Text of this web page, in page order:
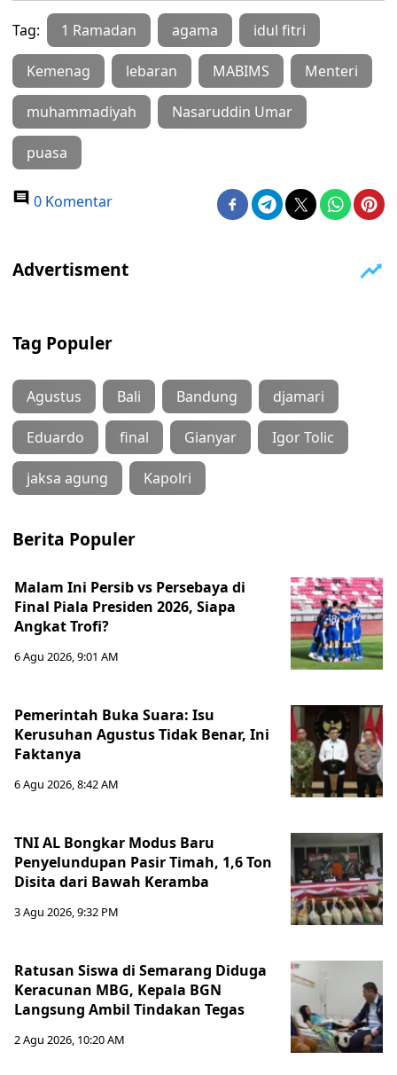
Tag: 1 Ramadan agama idul fitri
Kemenag lebaran MABIMS Menteri
muhammadiyah Nasaruddin Umar
puasa
0 Komentar
Tag Populer
Agustus Bali Bandung djamari
Eduardo final Gianyar Igor Tolic
jaksa agung Kapolri
Berita Populer
Malam Ini Persib vs Persebaya di
Final Piala Presiden 2026, Siapa
Angkat Trofi?
6 Agu 2026, 9:01 AM
Pemerintah Buka Suara: Isu
Kerusuhan Agustus Tidak Benar, Ini
Faktanya
6 Agu 2026, 8:42 AM
TNI AL Bongkar Modus Baru
Penyelundupan Pasir Timah, 1,6 Ton
Disita dari Bawah Keramba
3 Agu 2026, 9:32 PM
Ratusan Siswa di Semarang Diduga
Keracunan MBG, Kepala BGN
Langsung Ambil Tindakan Tegas
2 Agu 2026, 10:20 AM